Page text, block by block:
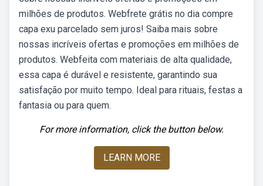
milhões de produtos. Webfrete grátis no dia compre
capa exu parcelado sem juros! Saiba mais sobre
nossas incríveis ofertas e promoções em milhões de
produtos. Webfeita com materiais de alta qualidade,
essa capa é durável e resistente, garantindo sua
satisfação por muito tempo. Ideal para rituais, festas a
fantasia ou para quem.
For more information, click the button below.
LEARN MORE